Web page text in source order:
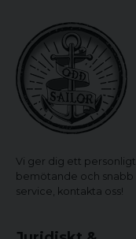
Vi ger dig ett personligt
bemötande och snabb
service, kontakta oss!